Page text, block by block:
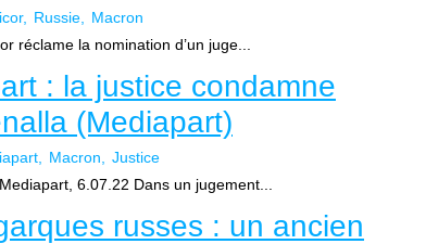
Russie
Macron
réclame la nomination d’un juge...
: la justice condamne
(Mediapart)
Macron
Justice
6.07.22 Dans un jugement...
russes : un ancien